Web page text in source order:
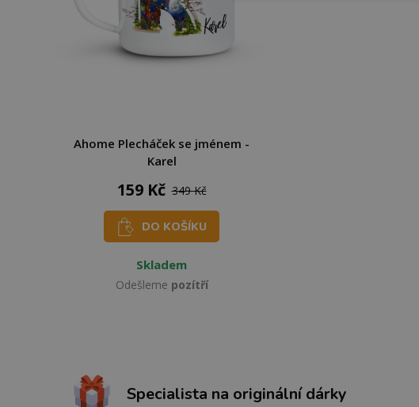
Ahome Plecháček se jménem -
Karel
159 Kč 349 Kč
DO KOŠÍKU
Skladem
Odešleme pozítří
Specialista na originální dárky